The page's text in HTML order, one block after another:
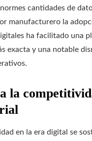
cantidades de
manufacturero la
ha facilitado una
exacta y una notable
la
en la era digital se